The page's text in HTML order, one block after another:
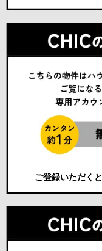
ご登録いただくと